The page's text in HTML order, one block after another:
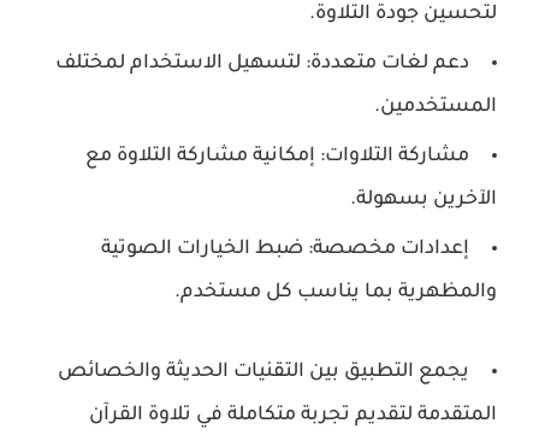
لتحسين جودة التلاوة.
دعم لغات متعددة: لتسهيل الاستخدام لمختلف
المستخدمين.
مشاركة التلاوات: إمكانية مشاركة التلاوة مع
الآخرين بسهولة.
إعدادات مخصصة: ضبط الخيارات الصوتية
والمظهرية بما يناسب كل مستخدم.
يجمع التطبيق بين التقنيات الحديثة والخصائص
المتقدمة لتقديم تجربة متكاملة في تلاوة القرآن